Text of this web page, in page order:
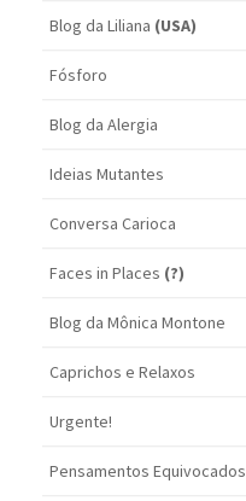
Blog da Liliana (USA)
Fósforo
Blog da Alergia
Ideias Mutantes
Conversa Carioca
Faces in Places (?)
Blog da Mônica Montone
Caprichos e Relaxos
Urgente!
Pensamentos Equivocados